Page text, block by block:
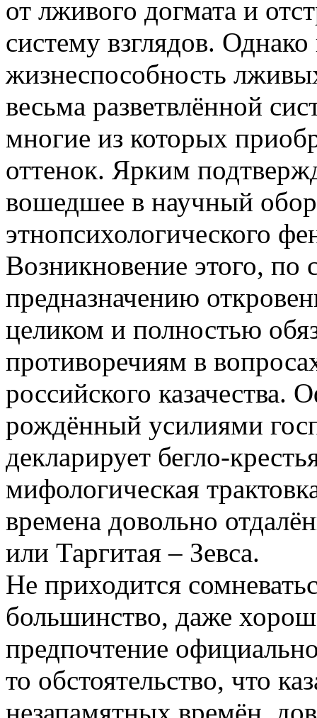
от лживого догмата и
систему взглядов.
жизнеспособность
весьма разветвлённой
многие из которых
оттенок. Ярким
вошедшее в научный
этнопсихологического
Возникновение этого, по
предназначению
целиком и полностью
противоречиям в
российского казачества.
рождённый усилиями
декларирует бегло-
мифологическая
времена довольно
или Таргитая – Зевса.
Не приходится
большинство, даже
предпочтение
то обстоятельство, что